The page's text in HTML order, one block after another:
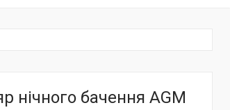
нічного бачення AGM